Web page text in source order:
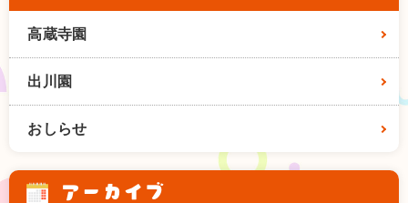
高蔵寺園
出川園
おしらせ
アーカイブ